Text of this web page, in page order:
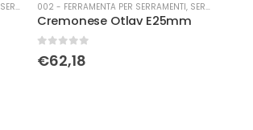
SERRATURE 002 - FERRAMENTA PER SERRAMENTI, SERRATURE
Cremonese Otlav E25mm
Su 5
€62,18